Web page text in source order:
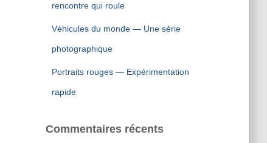
rencontre qui roule
Véhicules du monde — Une série
photographique
Portraits rouges — Expérimentation
rapide
Commentaires récents